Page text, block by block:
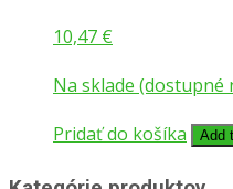
10,47 €
Na sklade (dostupné
Pridať do košíka
Add